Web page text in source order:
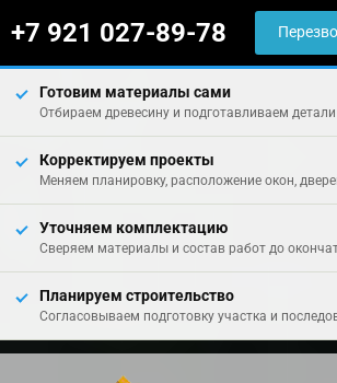
+7 921 027-89-78
Готовим материалы сами
Отбираем древесину и подготавливаем
Корректируем проекты
Меняем планировку, расположение окон,
Уточняем комплектацию
Сверяем материалы и состав работ до
Планируем строительство
Согласовываем подготовку участка и